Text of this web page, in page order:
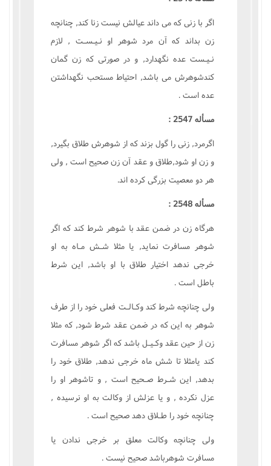
اگر با زنى که مى داند عيالش نيست زنا کند, چنانچه
زن بداند که آن مرد شوهر او نـيـسـت , لازم
نـيـست عده نگهدارد, و در صورتى که زن گمان
کندشوهرش مى باشد, احتياط مستحب نگهداشتن
عده است .
مسأله 2547 :
اگرمرد, زنى را گول بزند که از شوهرش طلاق بگيرد,
و زن او شود,طلاق و عقد آن زن صحيح است , ولى
هر دو معصيت بزرگى کرده اند.
مسأله 2548 :
هرگاه زن در ضمن عقد با شوهر شرط کند که اگر
شوهر مسافرت نمايد, يا مثلا شـش مـاه به او
خرجى ندهد اختيار طلاق با او باشد, اين شرط
باطل است .
ولى چنانچه شرط کند وکـالـت فعلى خود را از طرف
شوهر به اين که در ضمن عقد شرط شود, که مثلا
زن از حين عقد وکـيـل باشد که اگر شوهر مسافرت
کند يامثلا تا شش ماه خرجى ندهد, طلاق خود را
بدهد, اين شـرط صـحيح است , و تاشوهر او را
عزل نکرده , و يا عزلش از وکالت به او نرسيده ,
چنانچه خود را طـلاق دهد صحيح است .
ولى چنانچه وکالت معلق بر خرجى ندادن يا
مسافرت شوهرباشد صحيح نيست .